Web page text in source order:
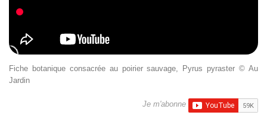
Fiche botanique consacrée au poirier sauvage, Pyrus pyraster © Au
Jardin
Je m'abonne